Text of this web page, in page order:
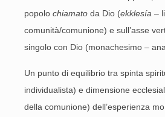
popolo chiamato da Dio (ekklesía –
comunità/comunione) e sull’asse
singolo con Dio (monachesimo –
Un punto di equilibrio tra spinta
individualista) e dimensione
della comunione) dell’esperienza